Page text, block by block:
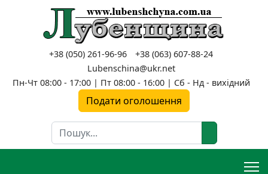
+38 (050) 261-96-96
+38 (063) 607-88-24
Lubenschina@ukr.net
Пн-Чт 08:00 - 17:00 | Пт 08:00 - 16:00 | Сб - Нд - вихідний
Подати оголошення
Пошук